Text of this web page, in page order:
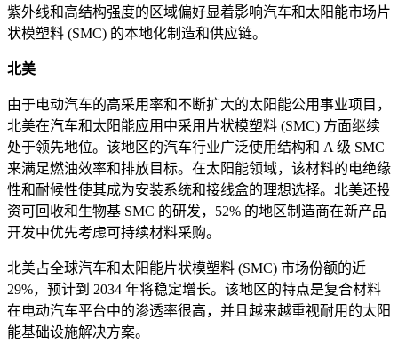
紫外线和高结构强度的区域偏好显着影响汽车和太阳能市场片
状模塑料 (SMC) 的本地化制造和供应链。
北美
由于电动汽车的高采用率和不断扩大的太阳能公用事业项目，
北美在汽车和太阳能应用中采用片状模塑料 (SMC) 方面继续
处于领先地位。该地区的汽车行业广泛使用结构和 A 级 SMC
来满足燃油效率和排放目标。在太阳能领域，该材料的电绝缘
性和耐候性使其成为安装系统和接线盒的理想选择。北美还投
资可回收和生物基 SMC 的研发，52% 的地区制造商在新产品
开发中优先考虑可持续材料采购。
北美占全球汽车和太阳能片状模塑料 (SMC) 市场份额的近
29%，预计到 2034 年将稳定增长。该地区的特点是复合材料
在电动汽车平台中的渗透率很高，并且越来越重视耐用的太阳
能基础设施解决方案。